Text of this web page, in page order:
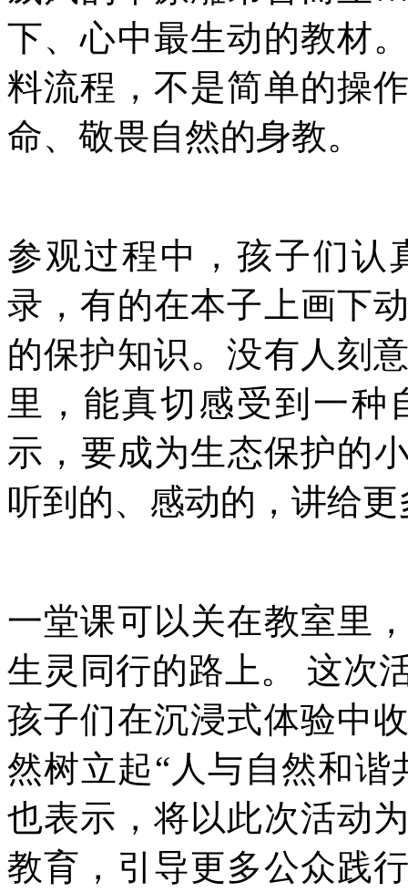
下、心中最生动的教材
料流程，不是简单的操
命、敬畏自然的身教。
参观过程中，孩子们认
录，有的在本子上画下
的保护知识。没有人刻
里，能真切感受到一种
示，要成为生态保护的
听到的、感动的，讲给
一堂课可以关在教室里
生灵同行的路上。 这次
孩子们在沉浸式体验中
然树立起“人与自然和
也表示，将以此次活动
教育，引导更多公众践